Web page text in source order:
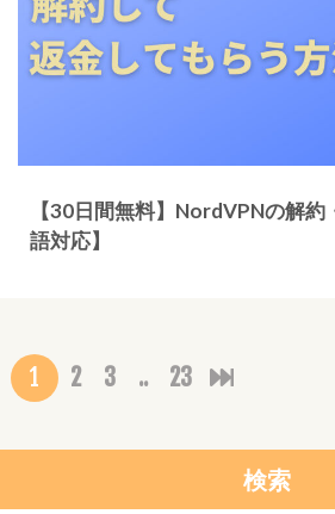
【30日間無料】NordVPNの解
語対応】
1 2 3 .. 23
検索